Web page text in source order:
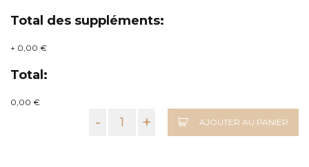
Total des suppléments:
+ 0,00 €
Total:
0,00 €
- + AJOUTER AU PANIER